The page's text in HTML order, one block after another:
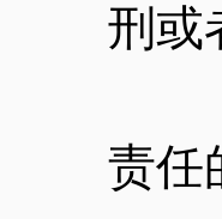
刑或
（
责任